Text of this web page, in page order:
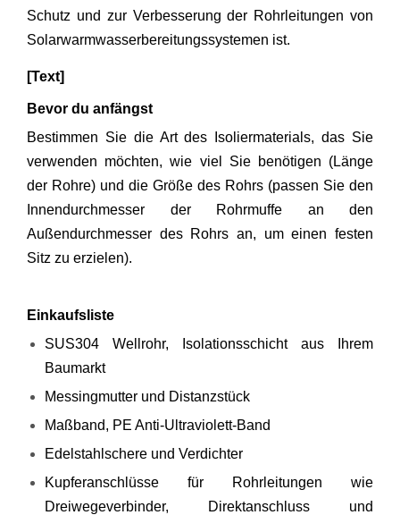
Schutz und zur Verbesserung der Rohrleitungen von
Solarwarmwasserbereitungssystemen ist.
[Text]
Bevor du anfängst
Bestimmen Sie die Art des Isoliermaterials, das Sie
verwenden möchten, wie viel Sie benötigen (Länge
der Rohre) und die Größe des Rohrs (passen Sie den
Innendurchmesser der Rohrmuffe an den
Außendurchmesser des Rohrs an, um einen festen
Sitz zu erzielen).
Einkaufsliste
SUS304 Wellrohr, Isolationsschicht aus Ihrem
Baumarkt
Messingmutter und Distanzstück
Maßband, PE Anti-Ultraviolett-Band
Edelstahlschere und Verdichter
Kupferanschlüsse für Rohrleitungen wie
Dreiwegeverbinder, Direktanschluss und